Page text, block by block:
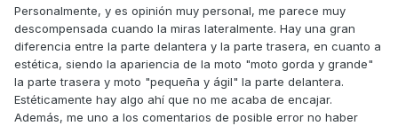
Personalmente, y es opinión muy personal, me parece muy
descompensada cuando la miras lateralmente. Hay una gran
diferencia entre la parte delantera y la parte trasera, en cuanto a
estética, siendo la apariencia de la moto "moto gorda y grande"
la parte trasera y moto "pequeña y ágil" la parte delantera.
Estéticamente hay algo ahí que no me acaba de encajar.
Además, me uno a los comentarios de posible error no haber